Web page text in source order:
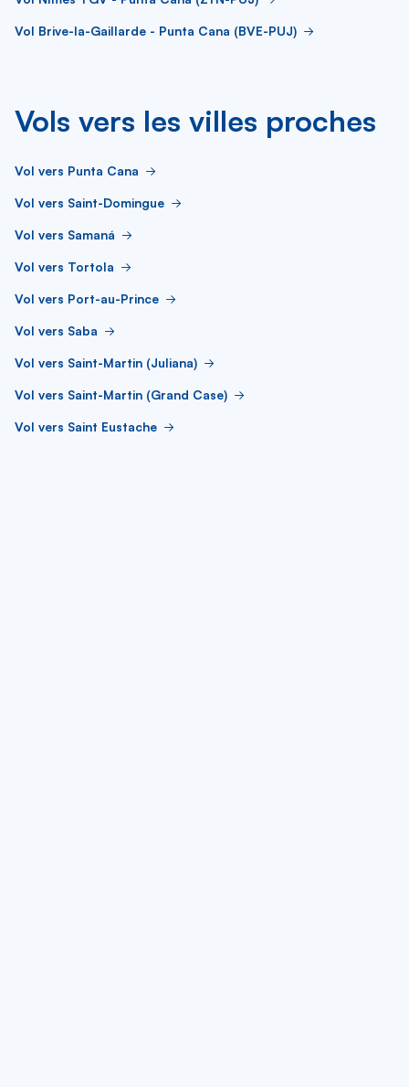
Vol Brive-la-Gaillarde - Punta Cana (BVE-PUJ)
Vols vers les villes proches
Vol vers Punta Cana
Vol vers Saint-Domingue
Vol vers Samaná
Vol vers Tortola
Vol vers Port-au-Prince
Vol vers Saba
Vol vers Saint-Martin (Juliana)
Vol vers Saint-Martin (Grand Case)
Vol vers Saint Eustache